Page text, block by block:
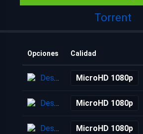
Torrent
Opciones Calidad
Descarga MicroHD 1080p
Descarga MicroHD 1080p
Descarga MicroHD 1080p